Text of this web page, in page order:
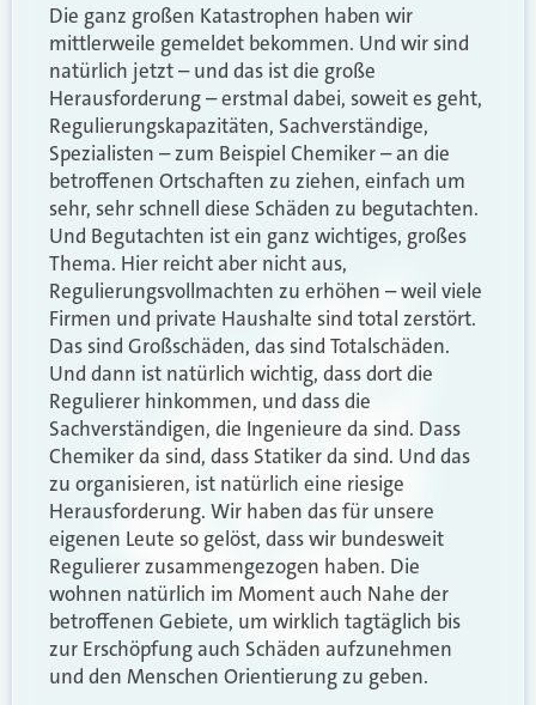
Die ganz großen Katastrophen haben wir
mittlerweile gemeldet bekommen. Und wir sind
natürlich jetzt – und das ist die große
Herausforderung – erstmal dabei, soweit es geht,
Regulierungskapazitäten, Sachverständige,
Spezialisten – zum Beispiel Chemiker – an die
betroffenen Ortschaften zu ziehen, einfach um
sehr, sehr schnell diese Schäden zu begutachten.
Und Begutachten ist ein ganz wichtiges, großes
Thema. Hier reicht aber nicht aus,
Regulierungsvollmachten zu erhöhen – weil viele
Firmen und private Haushalte sind total zerstört.
Das sind Großschäden, das sind Totalschäden.
Und dann ist natürlich wichtig, dass dort die
Regulierer hinkommen, und dass die
Sachverständigen, die Ingenieure da sind. Dass
Chemiker da sind, dass Statiker da sind. Und das
zu organisieren, ist natürlich eine riesige
Herausforderung. Wir haben das für unsere
eigenen Leute so gelöst, dass wir bundesweit
Regulierer zusammengezogen haben. Die
wohnen natürlich im Moment auch Nahe der
betroffenen Gebiete, um wirklich tagtäglich bis
zur Erschöpfung auch Schäden aufzunehmen
und den Menschen Orientierung zu geben.